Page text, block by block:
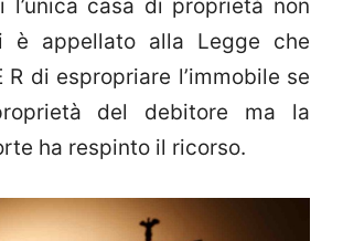
l’unica casa di proprietà non
è appellato alla Legge che
R di espropriare l’immobile se
del debitore ma la
ha respinto il ricorso.